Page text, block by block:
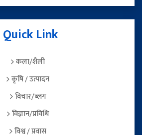
Quick Link
कला/शैली
कृषि / उत्पादन
विचार/ब्लग
विज्ञान/प्रविधि
विश्व / प्रवास